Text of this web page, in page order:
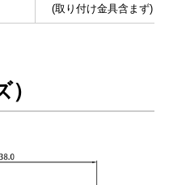
(取り付け金具含まず)